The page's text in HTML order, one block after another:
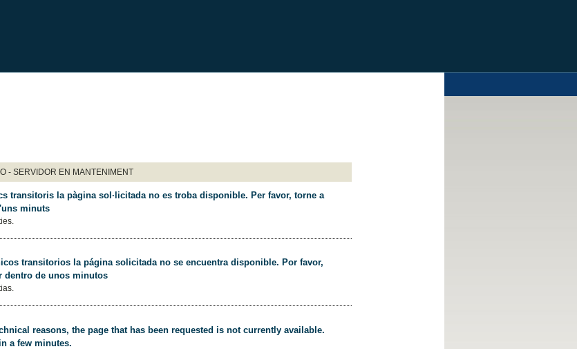
- SERVIDOR EN MANTENIMENT
transitoris la pàgina sol·licitada no es troba disponible. Per favor, torne a
minuts
transitorios la página solicitada no se encuentra disponible. Por favor,
dentro de unos minutos
reasons, the page that has been requested is not currently available.
a few minutes.